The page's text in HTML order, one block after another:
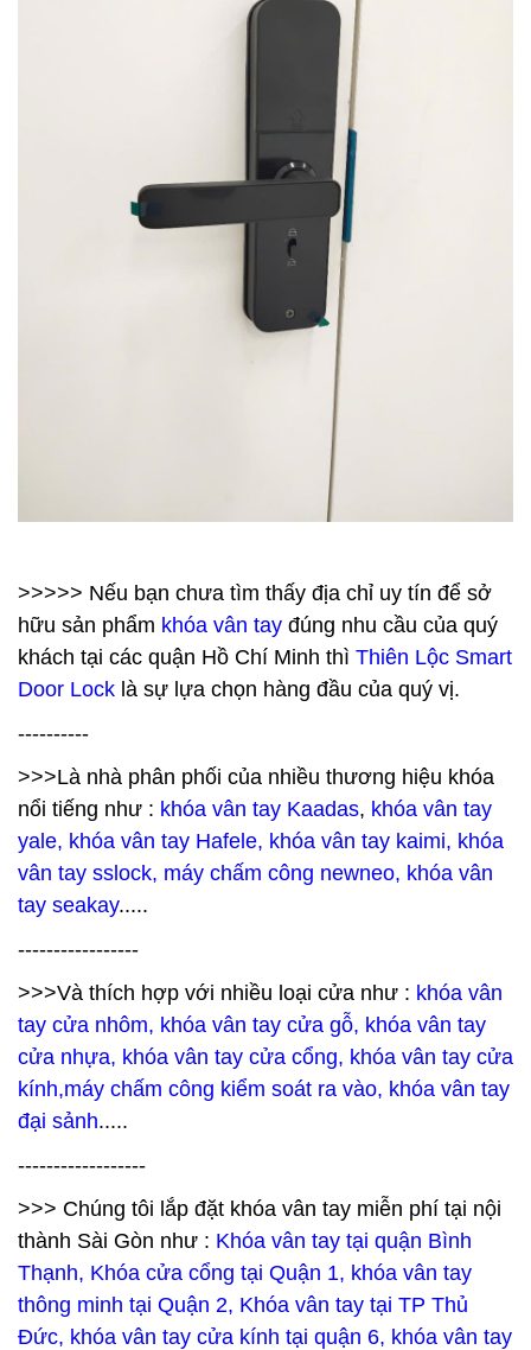
>>>>> Nếu bạn chưa tìm thấy địa chỉ uy tín để sở
hữu sản phẩm khóa vân tay đúng nhu cầu của quý
khách tại các quận Hồ Chí Minh thì Thiên Lộc Smart
Door Lock là sự lựa chọn hàng đầu của quý vị.
----------
>>>Là nhà phân phối của nhiều thương hiệu khóa
nổi tiếng như : khóa vân tay Kaadas, khóa vân tay
yale, khóa vân tay Hafele, khóa vân tay kaimi, khóa
vân tay sslock, máy chấm công newneo, khóa vân
tay seakay.....
-----------------
>>>Và thích hợp với nhiều loại cửa như : khóa vân
tay cửa nhôm, khóa vân tay cửa gỗ, khóa vân tay
cửa nhựa, khóa vân tay cửa cổng, khóa vân tay cửa
kính,máy chấm công kiểm soát ra vào, khóa vân tay
đại sảnh.....
------------------
>>> Chúng tôi lắp đặt khóa vân tay miễn phí tại nội
thành Sài Gòn như : Khóa vân tay tại quận Bình
Thạnh, Khóa cửa cổng tại Quận 1, khóa vân tay
thông minh tại Quận 2, Khóa vân tay tại TP Thủ
Đức, khóa vân tay cửa kính tại quận 6, khóa vân tay